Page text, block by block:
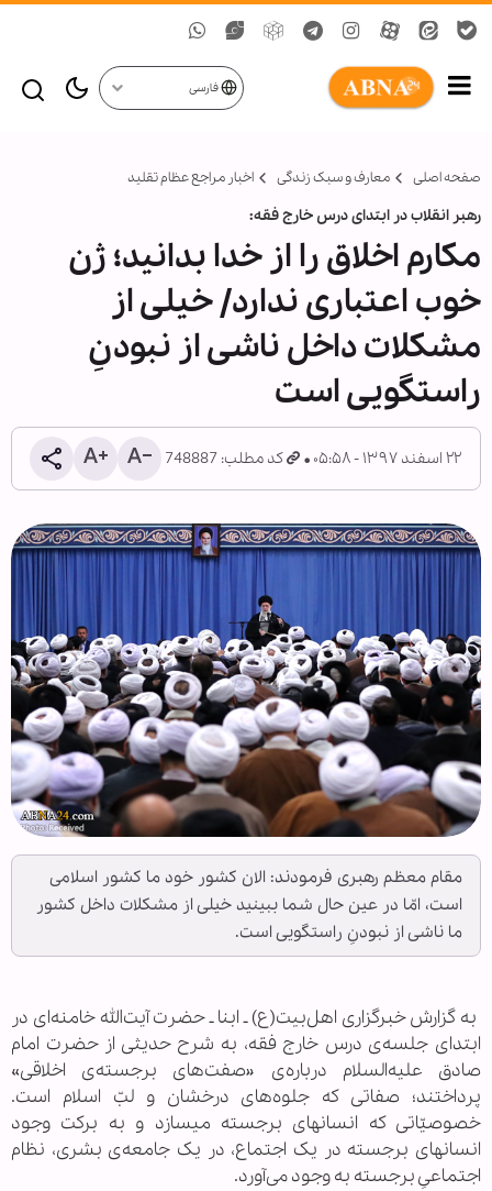
فارسی
صفحه اصلی معارف و سبک زندگی اخبار مراجع عظام تقلید
رهبر انقلاب در ابتدای درس خارج فقه:
مکارم اخلاق را از خدا بدانید؛ ژن
خوب اعتباری ندارد/ خیلی از
مشکلات داخل ناشی از نبودنِ
راستگویی است
۲۲ اسفند ۱۳۹۷ - ۰۵:۵۸ کد مطلب: 748887
مقام معظم رهبری فرمودند: الان کشور خود ما کشور اسلامی
است، امّا در عین حال شما ببینید خیلی از مشکلات داخل کشور
ما ناشی از نبودنِ راستگویی است.
‌ به گزارش خبرگزاری اهل‌بیت(ع) ـ ابنا ـ حضرت آیت‌الله خامنه‌ای در
ابتدای جلسه‌ی درس خارج فقه، به شرح حدیثی از حضرت امام
صادق علیه‌السلام درباره‌ی «صفت‌های برجسته‌‌ی اخلاقی»
پرداختند؛ صفاتی که جلوه‌های درخشان و لبّ اسلام است.
خصوصیّاتی که انسانهای برجسته میسازد و به برکت وجود
انسانهای برجسته در یک اجتماع، در یک جامعه‌ی بشری، نظام
اجتماعیِ برجسته به وجود می‌آورد.